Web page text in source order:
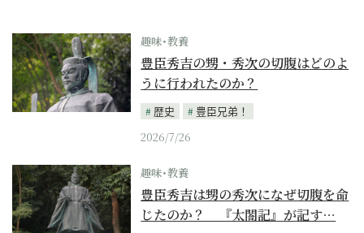
趣味･教養
豊臣秀吉の甥・秀次の切腹はどのよ
うに行われたのか？
歴史
豊臣兄弟！
2026/7/26
趣味･教養
豊臣秀吉は甥の秀次になぜ切腹を命
じたのか？ 『太閤記』が記す…